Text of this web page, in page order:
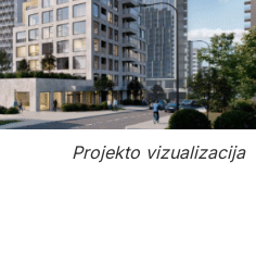
Projekto vizualizacija